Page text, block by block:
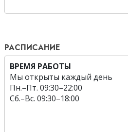
РАСПИСАНИЕ
ВРЕМЯ РАБОТЫ
Мы открыты каждый день
Пн.–Пт. 09:30–22:00
Сб.–Вс. 09:30–18:00